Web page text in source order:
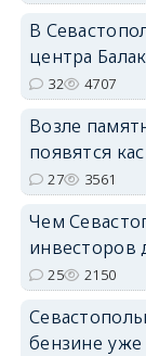
В
центра
32 4707
Возле
появятся
27 3561
Чем
инвесторов
25 2150
бензине уже